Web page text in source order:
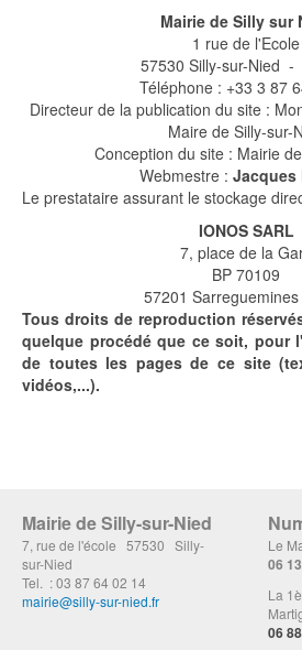
Mairie de Silly sur
1 rue de l'Ecole
57530 Silly-sur-Nied -
Téléphone : +33 3 87
Directeur de la publication du site :
Maire de Silly-sur-
Conception du site : Mairie
Webmestre : Jacques
Le prestataire assurant le stockage
IONOS SARL
7, place de la
BP 70109
57201
Tous droits de reproduction
quelque procédé que ce soit, pour
de toutes les pages de ce site
vidéos,...).
Mairie de Silly-sur-Nied
7, rue de l'école 57530 Silly-
sur-Nied
Tel. : 03 87 64 02 14
mairie@silly-sur-nied.fr
Le
06
La
06